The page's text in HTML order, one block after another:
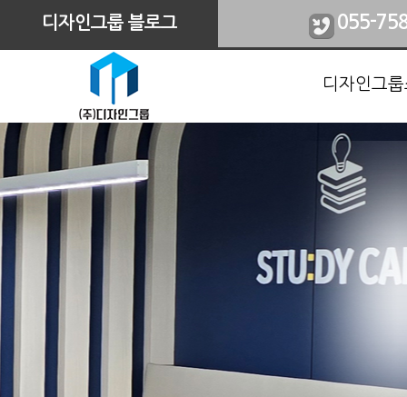
디자인그룹 블로그 055-
디자인그